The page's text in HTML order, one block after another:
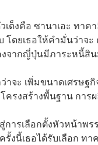
ต็งคือ ซานาเอะ ทาค
โดยเธอให้คำมั่นว่าจ
งจากญี่ปุ่นมีภาระหนี้สิ
จะ เพิ่มขนาดเศรษฐ
ครงสร้างพื้นฐาน กา
การเลือกตั้งหัวหน้าพ
รั้งนี้เธอได้รับเลือก